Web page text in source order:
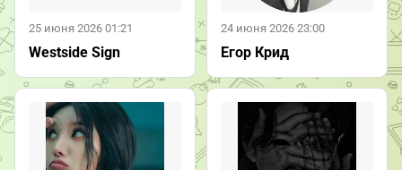
25 июня 2026 01:21
Westside Sign
24 июня 2026 23:00
Егор Крид